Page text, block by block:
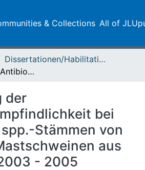
& Collections All of
Dissertationen/Habilitationen
Bestimmung der Antibiotikaempfindlichkeit bei Brachyspira spp.-Stämmen von deutschen Mastschweinen aus den Jahren 2003 - 2005
der
bei
Stämmen von
aus
- 2005